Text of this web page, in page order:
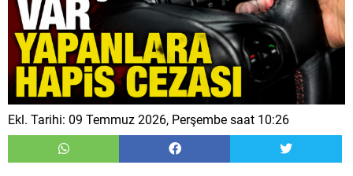
Ekl. Tarihi: 09 Temmuz 2026, Perşembe saat 10:26